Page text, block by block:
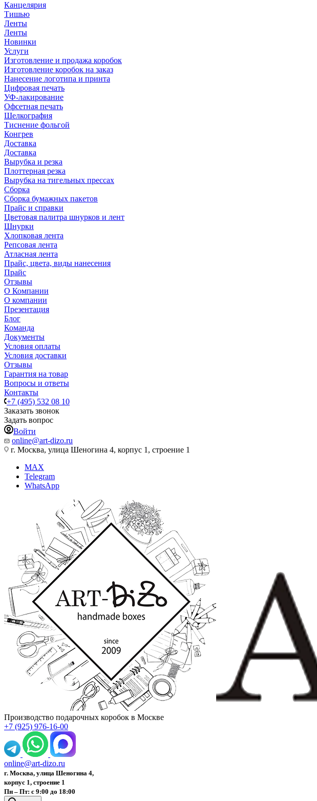
Канцелярия
Тишью
Ленты
Ленты
Новинки
Услуги
Изготовление и продажа коробок
Изготовление коробок на заказ
Нанесение логотипа и принта
Цифровая печать
УФ-лакирование
Офсетная печать
Шелкография
Тиснение фольгой
Конгрев
Доставка
Доставка
Вырубка и резка
Плоттерная резка
Вырубка на тигельных прессах
Сборка
Сборка бумажных пакетов
Прайс и справки
Цветовая палитра шнурков и лент
Шнурки
Хлопковая лента
Репсовая лента
Атласная лента
Прайс, цвета, виды нанесения
Прайс
Отзывы
О Компании
О компании
Презентация
Блог
Команда
Документы
Условия оплаты
Условия доставки
Отзывы
Гарантия на товар
Вопросы и ответы
Контакты
+7 (495) 532 08 10
Заказать звонок
Задать вопрос
Войти
online@art-dizo.ru
г. Москва, улица Шеногина 4, корпус 1, строение 1
MAX
Telegram
WhatsApp
Производство подарочных коробок в Москве
+7 (925) 976-16-00
online@art-dizo.ru
г. Москва, улица Шеногина 4,
корпус 1, строение 1
Пн – Пт: с 9:00 до 18:00